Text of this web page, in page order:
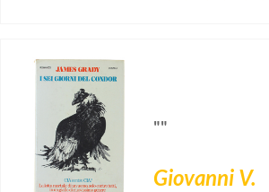
""
Giovanni V.